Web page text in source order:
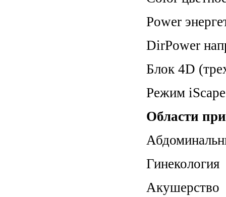
Power
DirPower
Блок 4D
Режим
Области
Гинекология
Акушерство